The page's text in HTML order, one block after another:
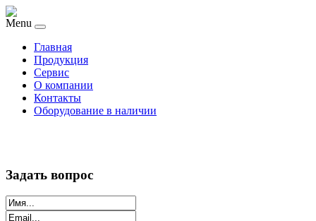
Menu
Главная
Продукция
Сервис
О компании
Контакты
Оборудование в наличии
Задать вопрос